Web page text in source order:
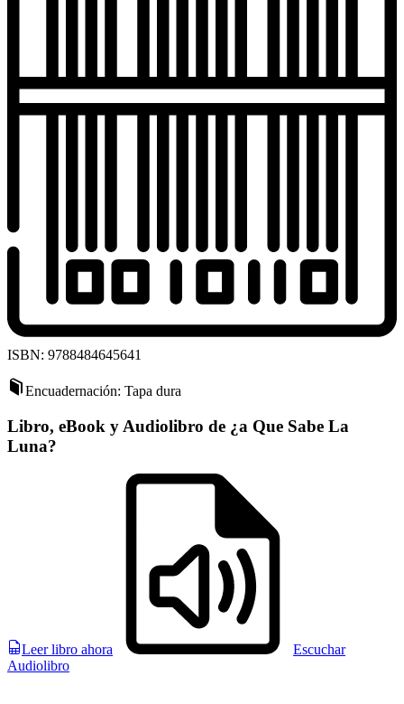
ISBN: 9788484645641
Encuadernación: Tapa dura
Libro, eBook y Audiolibro de ¿a Que Sabe La
Luna?
Leer libro ahora
Escuchar
Audiolibro